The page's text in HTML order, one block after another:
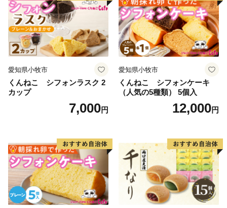
愛知県小牧市
くんねこ シフォンラスク 2
カップ
7,000円
愛知県小牧市
くんねこ シフォンケーキ
（人気の5種類） 5個入
12,000円